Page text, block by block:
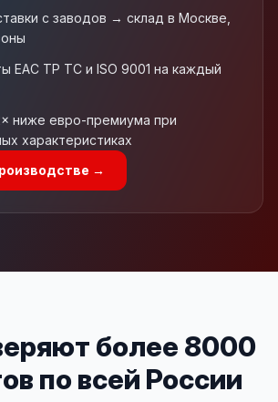
с заводов → склад в Москве,
EAC ТР ТС и ISO 9001 на каждый
ниже евро-премиума при
характеристиках
→
более 8000
по всей России